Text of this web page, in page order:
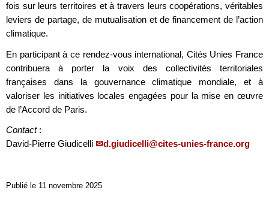
fois sur leurs territoires et à travers leurs coopérations, véritables
leviers de partage, de mutualisation et de financement de l’action
climatique.
En participant à ce rendez-vous international, Cités Unies France
contribuera à porter la voix des collectivités territoriales
françaises dans la gouvernance climatique mondiale, et à
valoriser les initiatives locales engagées pour la mise en œuvre
de l’Accord de Paris.
Contact:
David-Pierre Giudicelli
d.giudicelli@cites-unies-france.org
Publié le 11 novembre 2025